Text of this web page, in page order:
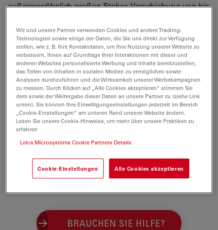
außergewöhnlich großen Stokes-Verschiebung von bis
Bereich der Multiplexverfahren, da die große
Stokes'sche Verschiebung die Signalüberlagerung in
den Detektionskanälen minimiert. Beide Farbstoffe sind
sehr hydrophil und zeichnen sich durch eine hohe
Fluoreszenzquantenausbeute aus. Im Gegensatz zu
vielen anderen Fluoreszenzmarkern ist die
Fluoreszenzeffizienz nach der Kopplung an
Biomoleküle, wie beispielsweise einem Protein, nur
wenig reduziert. Dies ist selbst bei einem hohen
"Degree of Labeling" (DOL) der Fall.
Maleimid, Azid sowie mit freier Carboxylgruppe
erhältlich. Zusätzlich stehen Konjugate des
BRAUCHEN SIE HILFE?
Wir und unsere Partner verwenden Cookies und andere Tracking-
Technologien sowie einige der Daten, die Sie uns direkt zur Verfügung
stellen, wie z. B. Ihre Kontaktdaten, um Ihre Nutzung unserer Website zu
verbessern, Ihnen auf Grundlage Ihrer Interaktionen mit dieser und
anderen Websites personalisierte Werbung und Inhalte bereitzustellen,
das Teilen von Inhalten in sozialen Medien zu ermöglichen sowie
Analysen durchzuführen und die Wirksamkeit unserer Werbekampagnen
zu messen. Durch Klicken auf „Alle Cookies akzeptieren“ stimmen Sie
dem sowie der Weitergabe dieser Daten an unsere Partner zu (siehe Link
unten). Sie können Ihre Einwilligungseinstellungen jederzeit im Bereich
„Cookie-Einstellungen“ am unteren Rand unserer Website ändern.
Lesen Sie unsere Cookie-Hinweise, um mehr über unsere Praktiken zu
erfahren
Leica Microsystems Cookie Partners Details
Cookie-Einstellungen Alle Cookies akzeptieren